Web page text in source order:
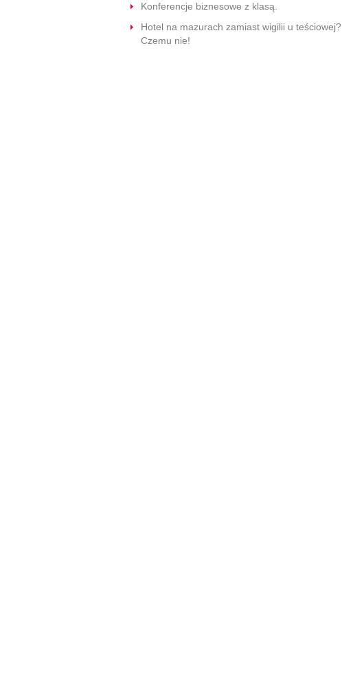
Konferencje biznesowe z klasą.
Hotel na mazurach zamiast wigilii u teściowej?
Czemu nie!